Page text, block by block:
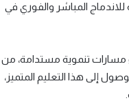
المباشر والفوري في
مسارات تنموية مستدامة، من
إلى هذا التعليم المتميز،